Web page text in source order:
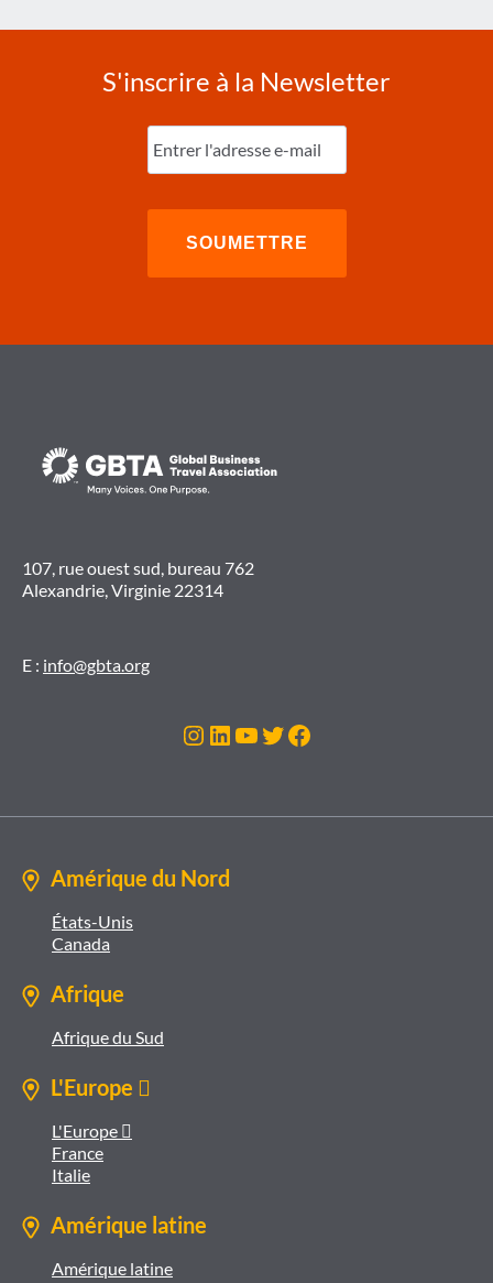
S'inscrire à la Newsletter
Entrez
l'e-
mail
107, rue ouest sud, bureau 762
Alexandrie, Virginie 22314
E : info@gbta.org
Instagram
LinkedIn
YouTube
Twitter
Facebook
Amérique du Nord
États-Unis
Canada
Afrique
Afrique du Sud
L'Europe 
L'Europe 
France
Italie
Amérique latine
Amérique latine